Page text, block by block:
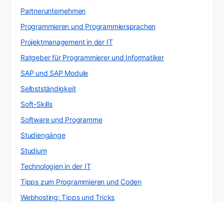
Partnerunternehmen
Programmieren und Programmiersprachen
Projektmanagement in der IT
Ratgeber für Programmierer und Informatiker
SAP und SAP Module
Selbstständigkeit
Soft-Skills
Software und Programme
Studiengänge
Studium
Technologien in der IT
Tipps zum Programmieren und Coden
Webhosting: Tipps und Tricks